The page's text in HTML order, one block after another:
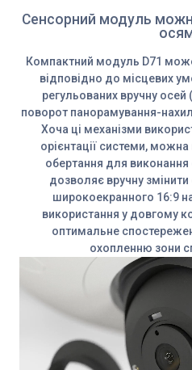
Сенсорний модуль
Компактний модуль D71
відповідно до місцевих
регульованих вручну
поворот панорамування-
Хоча ці механізми
орієнтації системи,
обертання для
дозволяє вручну
широкоекранного 16:9
використання у довгому
оптимальне
охопленню зони